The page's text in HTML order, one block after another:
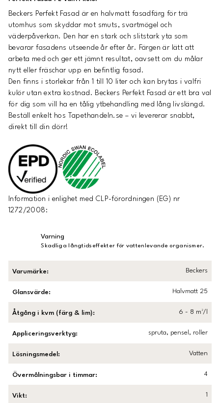
Beckers Perfekt Fasad är en halvmatt fasadfärg för trä
utomhus som skyddar mot smuts, svartmögel och
väderpåverkan. Den har en stark och slitstark yta som
bevarar fasadens utseende år efter år. Färgen är lätt att
arbeta med och ger ett jämnt resultat, oavsett om du målar
nytt eller fräschar upp en befintlig fasad.
Den finns i storlekar från 1 till 10 liter och kan brytas i valfri
kulör utan extra kostnad. Beckers Perfekt Fasad är ett bra val
för dig som vill ha en tålig ytbehandling med lång livslängd.
Beställ enkelt hos Tapethandeln.se – vi levererar snabbt,
direkt till din dörr!
Information i enlighet med CLP-förordningen (EG) nr
1272/2008:
Varning
Skadliga långtidseffekter för vattenlevande organismer.
Varumärke: Beckers
Glansvärde: Halvmatt 25
Åtgång i kvm (färg & lim): 6 - 8 m²/l
Appliceringsverktyg: spruta, pensel, roller
Lösningsmedel : Vatten
Övermålningsbar i timmar: 4
Vikt: 1